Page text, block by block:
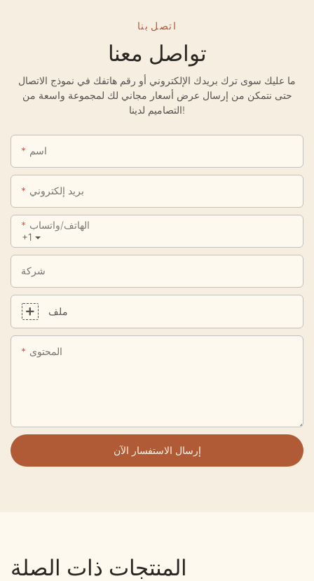
اتصل بنا
تواصل معنا
ما عليك سوى ترك بريدك الإلكتروني أو رقم هاتفك في نموذج الاتصال
حتى نتمكن من إرسال عرض أسعار مجاني لك لمجموعة واسعة من
التصاميم لدينا!
اسم
بريد إلكتروني
+1
الهاتف/واتساب
شركة
ملف
المحتوى
إرسال الاستفسار الآن
المنتجات ذات الصلة